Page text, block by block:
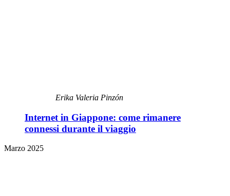
Erika Valeria Pinzón
Internet in Giappone: come rimanere
connessi durante il viaggio
Marzo 2025